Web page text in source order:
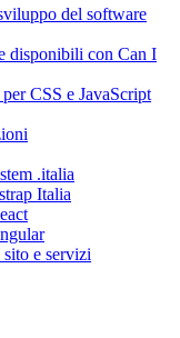
del software
disponibili con Can I
CSS e JavaScript
.italia
Italia
e servizi